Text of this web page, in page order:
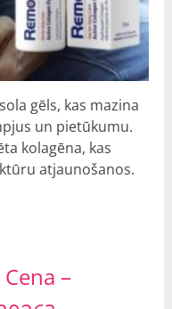
gēls, kas mazina
un pietūkumu.
kolagēna, kas
atjaunošanos.
–